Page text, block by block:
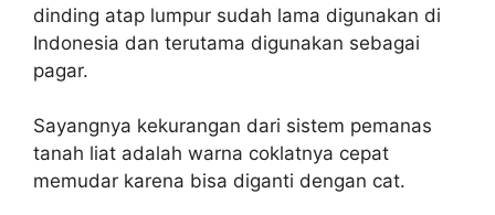
dinding atap lumpur sudah lama digunakan di
Indonesia dan terutama digunakan sebagai
pagar.
Sayangnya kekurangan dari sistem pemanas
tanah liat adalah warna coklatnya cepat
memudar karena bisa diganti dengan cat.